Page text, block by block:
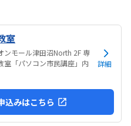
るのが伝わります特にありませ
室
ンモール津田沼North 2F 専
室「パソコン市民講座」内
詳細
込みはこちら